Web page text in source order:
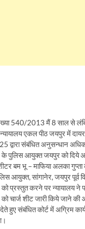
540/2013 मैं 8 साल से लंबित
न्यायालय एकल पीठ जयपुर में
संबंधित अनुसन्धान
के पुलिस आयुक्त जयपुर को
बम भू – माफिया अलका
सांगानेर, जयपुर पूर्व
प्रस्तुत करने पर न्यायालय
शीट जारी किये जाने की
हुए संबंधित कोर्ट में अग्रिम